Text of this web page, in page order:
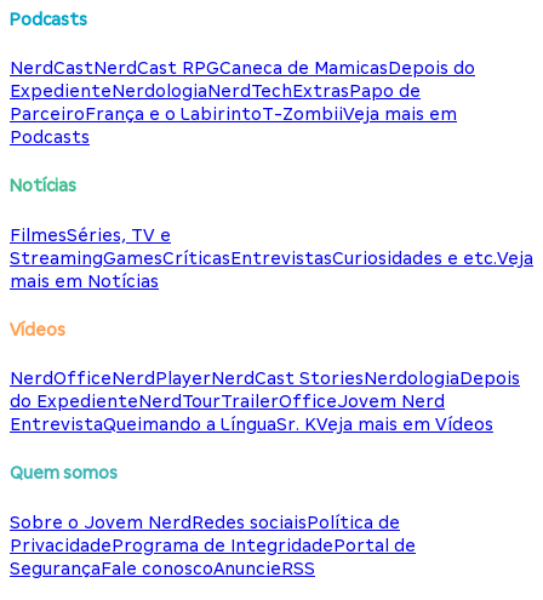
Podcasts
NerdCastNerdCast RPGCaneca de MamicasDepois do
ExpedienteNerdologiaNerdTechExtrasPapo de
ParceiroFrança e o LabirintoT-ZombiiVeja mais em
Podcasts
Notícias
FilmesSéries, TV e
StreamingGamesCríticasEntrevistasCuriosidades e etc.Veja
mais em Notícias
Vídeos
NerdOfficeNerdPlayerNerdCast StoriesNerdologiaDepois
do ExpedienteNerdTourTrailerOfficeJovem Nerd
EntrevistaQueimando a LínguaSr. KVeja mais em Vídeos
Quem somos
Sobre o Jovem NerdRedes sociaisPolítica de
PrivacidadePrograma de IntegridadePortal de
SegurançaFale conoscoAnuncieRSS